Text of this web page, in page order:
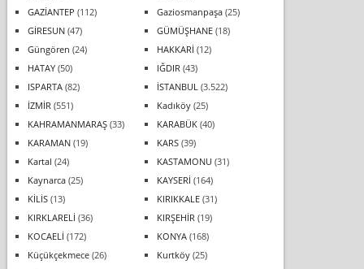
GAZİANTEP (112) Gaziosmanpaşa(25)
GİRESUN(47) GÜMÜŞHANE(18)
Güngören (24) HAKKARİ (12)
HATAY(50) IĞDIR (43)
ISPARTA(82) İSTANBUL (3.522)
İZMİR (551) Kadıköy(25)
KAHRAMANMARAŞ(33) KARABÜK(40)
KARAMAN(19) KARS(39)
Kartal (24) KASTAMONU (31)
Kaynarca(25) KAYSERİ (164)
KİLİS(13) KIRIKKALE(31)
KIRKLARELİ (36) KIRŞEHİR (19)
KOCAELİ (172) KONYA(168)
Küçükçekmece(26) Kurtköy(25)